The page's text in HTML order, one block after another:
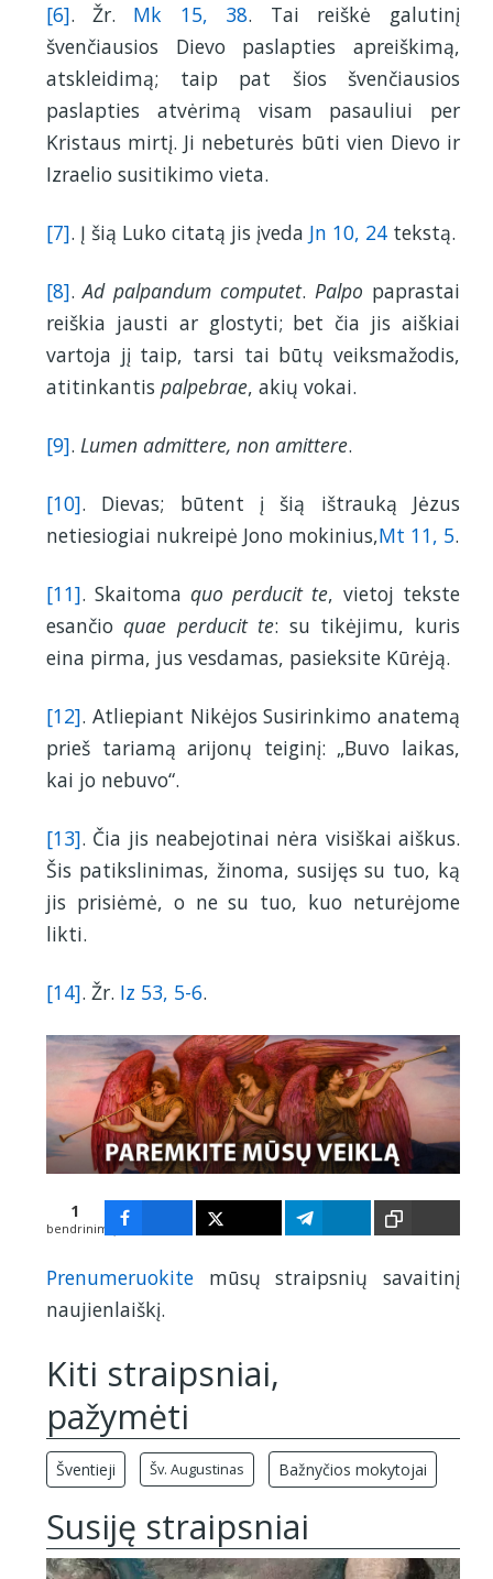
[6]. Žr. Mk 15, 38. Tai reiškė galutinį
švenčiausios Dievo paslapties apreiškimą,
atskleidimą; taip pat šios švenčiausios
paslapties atvėrimą visam pasauliui per
Kristaus mirtį. Ji nebeturės būti vien Dievo ir
Izraelio susitikimo vieta.
[7]. Į šią Luko citatą jis įveda Jn 10, 24 tekstą.
[8].Ad palpandum computet. Palpo paprastai
reiškia jausti ar glostyti; bet čia jis aiškiai
vartoja jį taip, tarsi tai būtų veiksmažodis,
atitinkantis palpebrae, akių vokai.
[9]. Lumen admittere, non amittere.
[10]. Dievas; būtent į šią ištrauką Jėzus
netiesiogiai nukreipė Jono mokinius,Mt 11, 5.
[11]. Skaitoma quo perducit te, vietoj tekste
esančio quae perducit te: su tikėjimu, kuris
eina pirma, jus vesdamas, pasieksite Kūrėją.
[12]. Atliepiant Nikėjos Susirinkimo anatemą
prieš tariamą arijonų teiginį: „Buvo laikas,
kai jo nebuvo“.
[13]. Čia jis neabejotinai nėra visiškai aiškus.
Šis patikslinimas, žinoma, susijęs su tuo, ką
jis prisiėmė, o ne su tuo, kuo neturėjome
likti.
[14]. Žr. Iz 53, 5-6.
1
bendrinimų
Prenumeruokite mūsų straipsnių savaitinį
naujienlaiškį.
Kiti straipsniai,
pažymėti
Šventieji Šv. Augustinas Bažnyčios mokytojai
Susiję straipsniai